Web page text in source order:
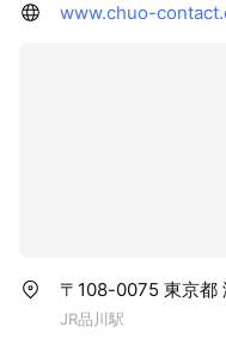
www.chuo-
〒108-0075 東京都
JR品川駅